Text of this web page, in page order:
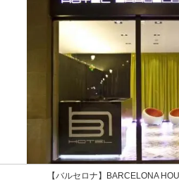
【バルセロナ】BARCELONA